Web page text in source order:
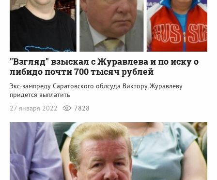
"Взгляд" взыскал с Журавлева и по иску о
либидо почти 700 тысяч рублей
Экс-зампреду Саратовского облсуда Виктору Журавлеву
придется выплатить
27 января 2022
7828